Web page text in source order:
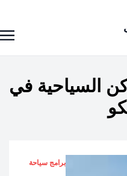
السياحية في
برامج سياحة